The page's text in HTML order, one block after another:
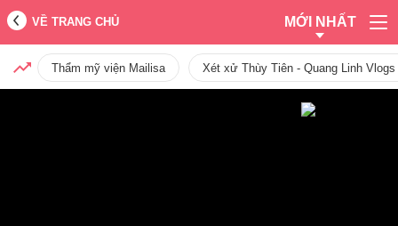
VỀ TRANG CHỦ MỚI NHẤT
Thẩm mỹ viện Mailisa Xét xử Thùy Tiên - Quang Linh